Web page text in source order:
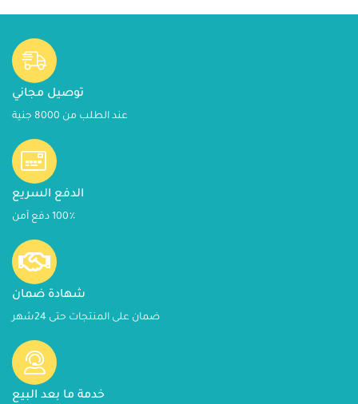
توصيل مجاني
عند الطلب من 8000 جنية
الدفع السريع
100٪ دفع آمن
شهادة ضمان
ضمان على المنتجات حتى 24شهر
خدمة ما بعد البيع